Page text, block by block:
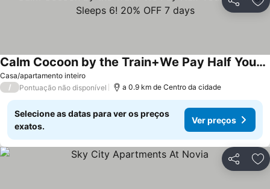
Partilhar
Casa/apartamento inteiro
Calm Cocoon by the Train+We Pay Half Your Parking, Sleeps 6! 20% OFF 7 days
/ Pontuação não disponível a 0.9 km de Centro da cidade
Selecione as datas para ver os preços
exatos.
Ver preços
Partilhar